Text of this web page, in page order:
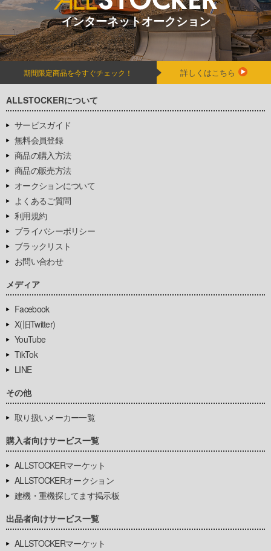
インターネットオークション
期間限定商品を今すぐチェック！ 詳しくはこちら
ALLSTOCKERについて
サービスガイド
無料会員登録
商品の購入方法
商品の販売方法
オークションについて
よくあるご質問
利用規約
プライバシーポリシー
ブラックリスト
お問い合わせ
メディア
Facebook
X(旧Twitter)
YouTube
TikTok
LINE
その他
取り扱いメーカー一覧
購入者向けサービス一覧
ALLSTOCKERマーケット
ALLSTOCKERオークション
建機・重機探してます掲示板
出品者向けサービス一覧
ALLSTOCKERマーケット